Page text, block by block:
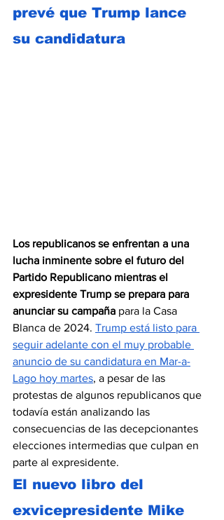
prevé que Trump lance
su candidatura
Los republicanos se enfrentan a una
lucha inminente sobre el futuro del
Partido Republicano mientras el
expresidente Trump se prepara para
anunciar su campaña para la Casa
Blanca de 2024. Trump está listo para
seguir adelante con el muy probable
anuncio de su candidatura en Mar-a-
Lago hoy martes, a pesar de las
protestas de algunos republicanos que
todavía están analizando las
consecuencias de las decepcionantes
elecciones intermedias que culpan en
parte al expresidente.
El nuevo libro del
exvicepresidente Mike